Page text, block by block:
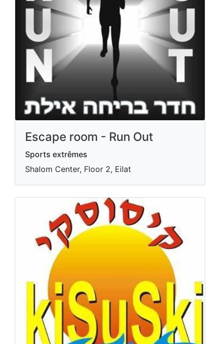
Escape room - Run Out
Sports extrêmes
Shalom Center, Floor 2, Eilat